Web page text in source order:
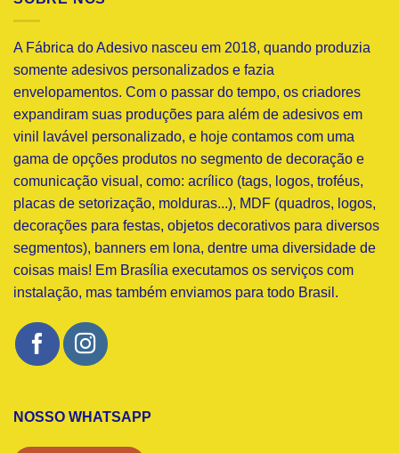
A Fábrica do Adesivo nasceu em 2018, quando produzia
somente adesivos personalizados e fazia
envelopamentos. Com o passar do tempo, os criadores
expandiram suas produções para além de adesivos em
vinil lavável personalizado, e hoje contamos com uma
gama de opções produtos no segmento de decoração e
comunicação visual, como: acrílico (tags, logos, troféus,
placas de setorização, molduras...), MDF (quadros, logos,
decorações para festas, objetos decorativos para diversos
segmentos), banners em lona, dentre uma diversidade de
coisas mais! Em Brasília executamos os serviços com
instalação, mas também enviamos para todo Brasil.
NOSSO WHATSAPP